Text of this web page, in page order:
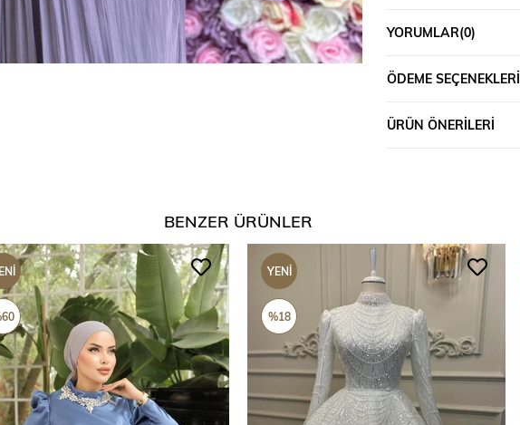
YORUMLAR(0)
ÖDEME SEÇENEKLERI
ÜRÜN ÖNERILERI
BENZER ÜRÜNLER
YENI
ÜRÜN
%18